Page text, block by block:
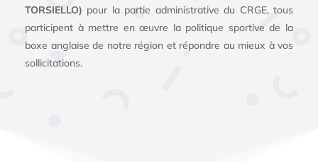
TORSIELLO) pour la partie administrative du CRGE, tous
participent à mettre en œuvre la politique sportive de la
boxe anglaise de notre région et répondre au mieux à vos
sollicitations.